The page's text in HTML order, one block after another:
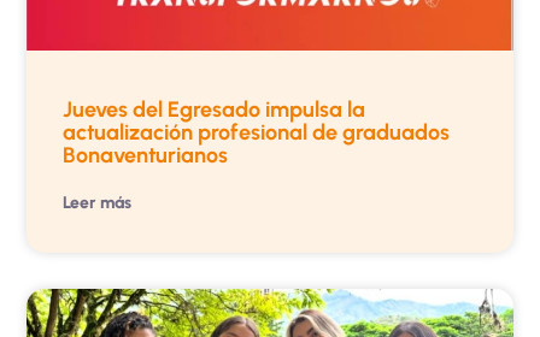
Jueves del Egresado impulsa la
actualización profesional de graduados
Bonaventurianos
Leer más